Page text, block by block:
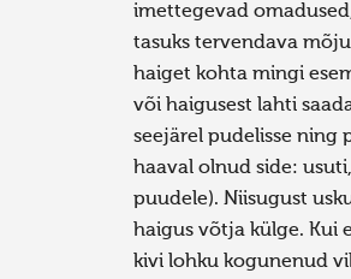
imettegevad
tasuks tervendava
haiget kohta mingi
või haigusest lahti
seejärel pudelisse ning
haaval olnud side:
puudele). Niisugust
haigus võtja külge. Kui
kivi lohku kogunenud